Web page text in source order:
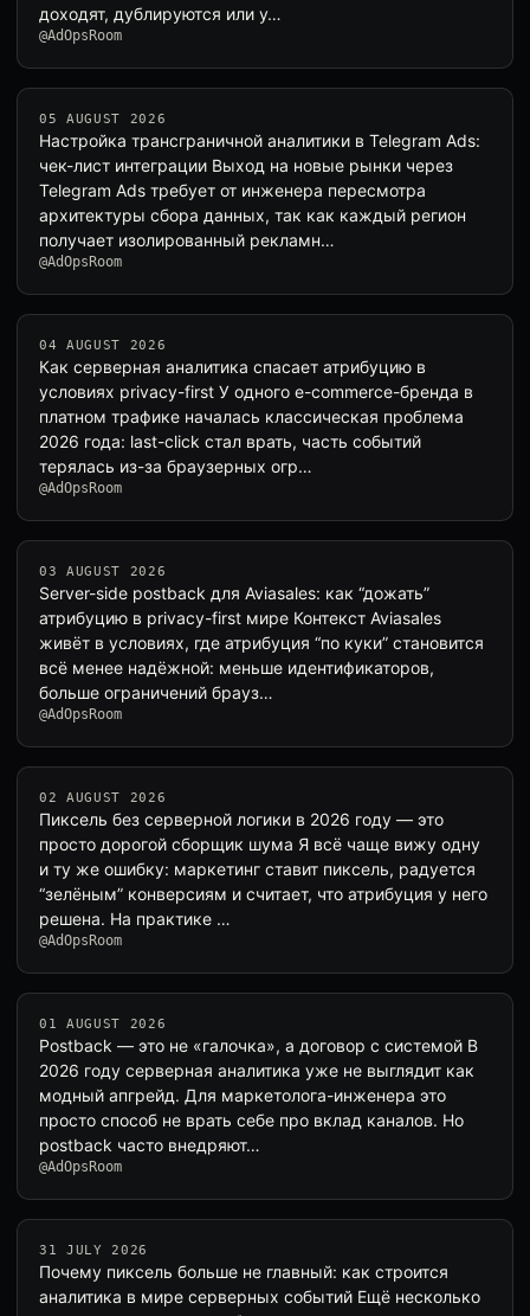
доходят, дублируются или у…
@AdOpsRoom
05 AUGUST 2026
Настройка трансграничной аналитики в Telegram Ads:
чек-лист интеграции Выход на новые рынки через
Telegram Ads требует от инженера пересмотра
архитектуры сбора данных, так как каждый регион
получает изолированный рекламн…
@AdOpsRoom
04 AUGUST 2026
Как серверная аналитика спасает атрибуцию в
условиях privacy-first У одного e-commerce-бренда в
платном трафике началась классическая проблема
2026 года: last-click стал врать, часть событий
терялась из-за браузерных огр…
@AdOpsRoom
03 AUGUST 2026
Server-side postback для Aviasales: как “дожать”
атрибуцию в privacy-first мире Контекст Aviasales
живёт в условиях, где атрибуция “по куки” становится
всё менее надёжной: меньше идентификаторов,
больше ограничений брауз…
@AdOpsRoom
02 AUGUST 2026
Пиксель без серверной логики в 2026 году — это
просто дорогой сборщик шума Я всё чаще вижу одну
и ту же ошибку: маркетинг ставит пиксель, радуется
“зелёным” конверсиям и считает, что атрибуция у него
решена. На практике …
@AdOpsRoom
01 AUGUST 2026
Postback — это не «галочка», а договор с системой В
2026 году серверная аналитика уже не выглядит как
модный апгрейд. Для маркетолога-инженера это
просто способ не врать себе про вклад каналов. Но
postback часто внедряют…
@AdOpsRoom
31 JULY 2026
Почему пиксель больше не главный: как строится
аналитика в мире серверных событий Ещё несколько